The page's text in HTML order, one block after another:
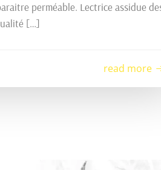
perméable. Lectrice assidue
[…]
read more